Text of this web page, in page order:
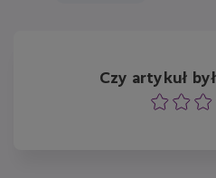
Czy artykuł
Ocena